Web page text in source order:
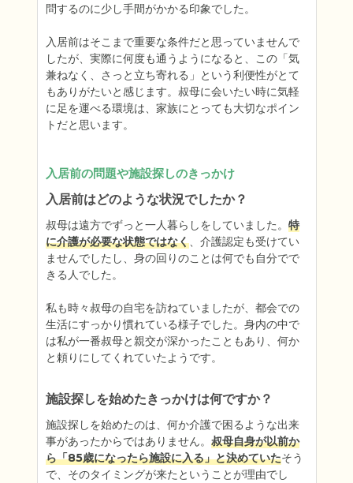
問するのに少し手間がかかる印象でした。
入居前はそこまで重要な条件だと思っていませんで
したが、実際に何度も通うようになると、この「気
兼ねなく、さっと立ち寄れる」という利便性がとて
もありがたいと感じます。叔母に会いたい時に気軽
に足を運べる環境は、家族にとっても大切なポイン
トだと思います。
入居前の問題や施設探しのきっかけ
入居前はどのような状況でしたか？
叔母は遠方でずっと一人暮らしをしていました。 特
に介護が必要な状態ではなく、介護認定も受けてい
ませんでしたし、身の回りのことは何でも自分でで
きる人でした。
私も時々叔母の自宅を訪ねていましたが、都会での
生活にすっかり慣れている様子でした。身内の中で
は私が一番叔母と親交が深かったこともあり、何か
と頼りにしてくれていたようです。
施設探しを始めたきっかけは何ですか？
施設探しを始めたのは、何か介護で困るような出来
事があったからではありません。 叔母自身が以前か
ら「85歳になったら施設に入る」と決めていたそう
で、そのタイミングが来たということが理由でし